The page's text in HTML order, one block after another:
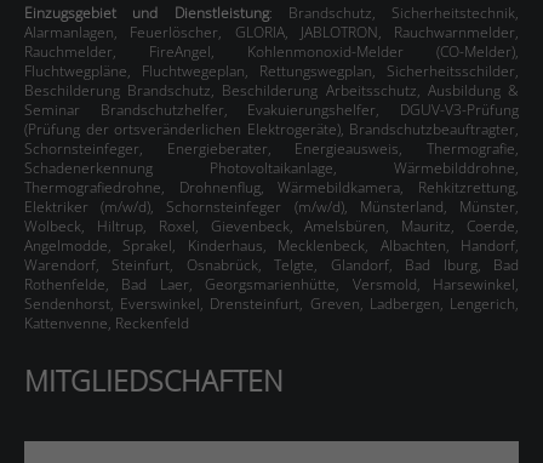
Einzugsgebiet und Dienstleistung: Brandschutz Sicherheitstechnik
Alarmanlagen
Feuerlöscher GLORIA, JABLOTRON Rauchwarnmelder
Rauchmelder
FireAngel Kohlenmonoxid-Melder (CO-Melder)
Fluchtwegpläne
Fluchtwegeplan Rettungswegplan Sicherheitsschilder
Beschilderung Brandschutz Beschilderung Arbeitsschutz
Ausbildung &
Seminar Brandschutzhelfer
Evakuierungshelfer, DGUV-V3-Prüfung
(Prüfung der ortsveränderlichen Elektrogeräte), Brandschutzbeauftragter
Schornsteinfeger
Energieberater Energieausweis ,Thermografie
Schadenerkennung
Photovoltaikanlage Wärmebilddrohne
Thermografiedrohne
Drohnenflug,Wärmebildkamera Rehkitzrettung
Elektriker (m/w/d), Schornsteinfeger (m/w/d), Münsterland
Münster,
Wolbeck, Hiltrup, Roxel, Gievenbeck, Amelsbüren, Mauritz, Coerde,
Angelmodde, Sprakel, Kinderhaus, Mecklenbeck, Albachten, Handorf,
Warendorf, Steinfurt, Osnabrück, Telgte, Glandorf, Bad Iburg, Bad
Rothenfelde, Bad Laer, Georgsmarienhütte, Versmold, Harsewinkel,
Sendenhorst, Everswinkel, Drensteinfurt, Greven, Ladbergen, Lengerich,
Kattenvenne, Reckenfeld
MITGLIEDSCHAFTEN